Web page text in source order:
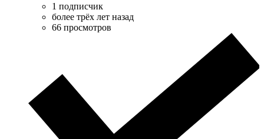
1 подписчик
более трёх лет назад
66 просмотров